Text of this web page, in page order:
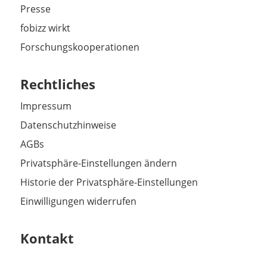
Presse
fobizz wirkt
Forschungskooperationen
Rechtliches
Impressum
Datenschutzhinweise
AGBs
Privatsphäre-Einstellungen ändern
Historie der Privatsphäre-Einstellungen
Einwilligungen widerrufen
Kontakt